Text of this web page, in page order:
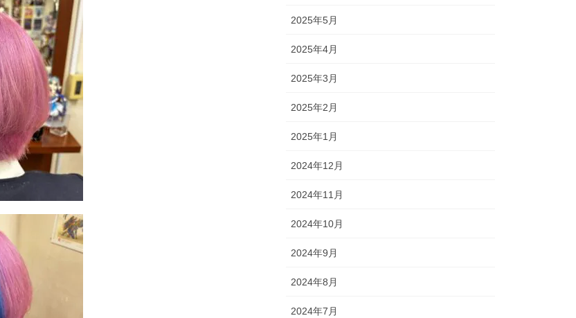
2025年5月
2025年4月
2025年3月
2025年2月
2025年1月
2024年12月
2024年11月
2024年10月
2024年9月
2024年8月
2024年7月